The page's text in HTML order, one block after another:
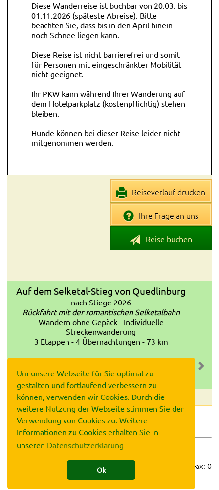
Um unsere Webseite für Sie optimal zu
gestalten und fortlaufend verbessern zu
können, verwenden wir Cookies. Durch die
weitere Nutzung der Webseite stimmen Sie der
Verwendung von Cookies zu. Weitere
Informationen zu Cookies erhalten Sie in
unserer Datenschutzerklärung
Ok
Diese Wanderreise ist buchbar von 20.03. bis
01.11.2026 (späteste Abreise). Bitte
beachten Sie, dass bis in den April hinein
noch Schnee liegen kann.
Diese Reise ist nicht barrierefrei und somit
für Personen mit eingeschränkter Mobilität
nicht geeignet.
Ihr PKW kann während Ihrer Wanderung auf
dem Hotelparkplatz (kostenpflichtig) stehen
bleiben.
Hunde können bei dieser Reise leider nicht
mitgenommen werden.
Reiseverlauf drucken
Ihre Frage an uns
Reise buchen
Auf dem Selketal-Stieg von Quedlinburg
nach Stiege 2026
Rückfahrt mit der romantischen Selketalbahn
Wandern ohne Gepäck - Individuelle
Streckenwanderung
3 Etappen - 4 Übernachtungen - 73 km
AGB Impressum Datenschutz
©2007-2026 Wandern im Harz • Sieben Linden
25 • 38640 Goslar • Telefon: 0 53 21 / 689 66 00 • Fax: 0
53 21 / 689 66 01 •info@wandern-im-harz.de